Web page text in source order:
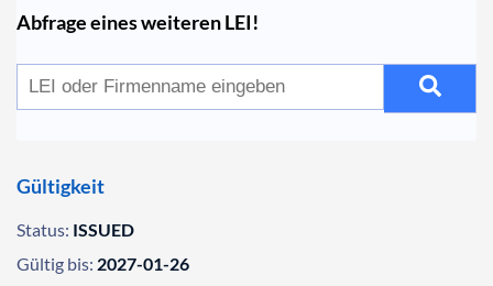
Abfrage eines weiteren LEI!
Gültigkeit
Status: ISSUED
Gültig bis: 2027-01-26